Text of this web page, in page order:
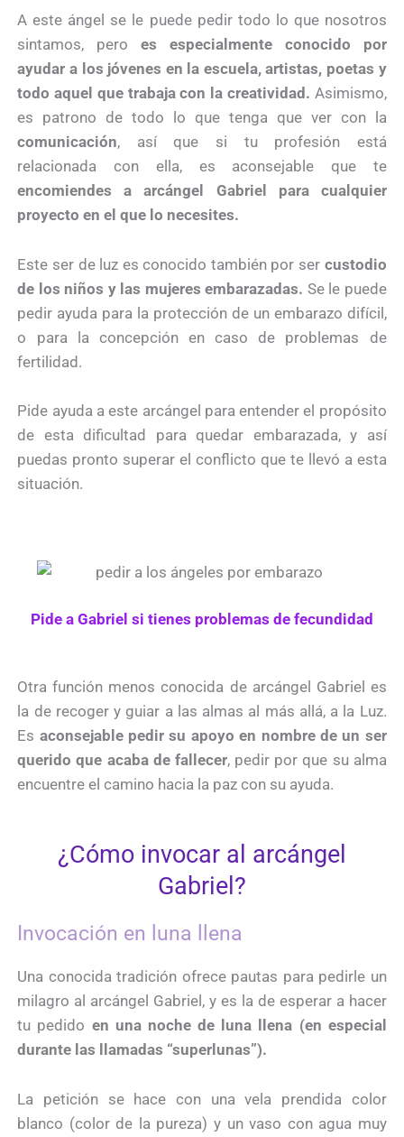
A este ángel se le puede pedir todo lo que nosotros
sintamos, peroes especialmente conocido por
ayudar a los jóvenes en la escuela, artistas, poetas y
todo aquel que trabaja con la creatividad. Asimismo,
es patrono de todo lo que tenga que ver con la
comunicación, así que si tu profesión está
relacionada con ella, es aconsejable que te
encomiendes a arcángel Gabriel para cualquier
proyecto en el que lo necesites.
Este ser de luz es conocido también por ser custodio
de los niños y las mujeres embarazadas. Se le puede
pedir ayuda para la protección de un embarazo difícil,
o para la concepción en caso de problemas de
fertilidad.
Pide ayuda a este arcángel para entender el propósito
de esta dificultad para quedar embarazada, y así
puedas pronto superar el conflicto que te llevó a esta
situación.
Pide a Gabriel si tienes problemas de fecundidad
Otra función menos conocida de arcángel Gabriel es
la de recoger y guiar a las almas al más allá, a la Luz.
Es aconsejable pedir su apoyo en nombre de un ser
querido que acaba de fallecer, pedir por que su alma
encuentre el camino hacia la paz con su ayuda.
¿Cómo invocar al arcángel
Gabriel?
Invocación en luna llena
Una conocida tradición ofrece pautas para pedirle un
milagro al arcángel Gabriel, y es la de esperar a hacer
tu pedido en una noche de luna llena (en especial
durante las llamadas “superlunas”).
La petición se hace con una vela prendida color
blanco (color de la pureza) y un vaso con agua muy